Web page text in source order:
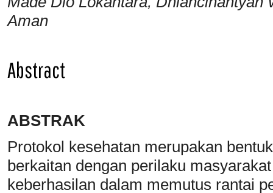
Aman
Abstract
ABSTRAK
Protokol kesehatan merupakan
berkaitan dengan perilaku
keberhasilan dalam memutus rantai